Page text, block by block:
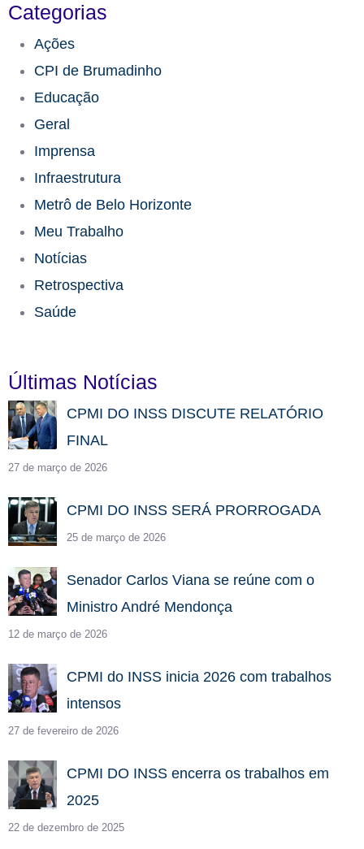
Categorias
Ações
CPI de Brumadinho​
Educação​
Geral
Imprensa
Infraestrutura​
Metrô de Belo Horizonte
Meu Trabalho
Notícias
Retrospectiva
Saúde
Últimas Notícias
CPMI DO INSS DISCUTE RELATÓRIO
FINAL
27 de março de 2026
CPMI DO INSS SERÁ PRORROGADA
25 de março de 2026
Senador Carlos Viana se reúne com o
Ministro André Mendonça
12 de março de 2026
CPMI do INSS inicia 2026 com trabalhos
intensos
27 de fevereiro de 2026
CPMI DO INSS encerra os trabalhos em
2025
22 de dezembro de 2025